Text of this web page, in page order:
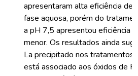
apresentaram alta eficiência de
fase aquosa, porém do
a pH 7,5 apresentou eficiência
menor. Os resultados ainda
La precipitado nos tratamentos
está associado aos óxidos de